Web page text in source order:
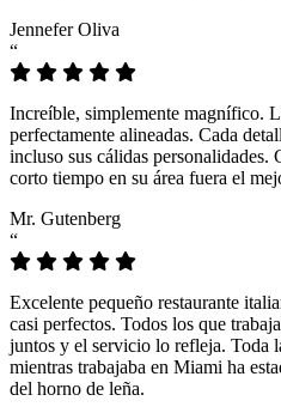
Jennefer Oliva
“
Increíble, simplemente magnífico.
perfectamente alineadas. Cada
incluso sus cálidas personalidades.
corto tiempo en su área fuera el
Mr. Gutenberg
“
Excelente pequeño restaurante
casi perfectos. Todos los que
juntos y el servicio lo refleja. Toda
mientras trabajaba en Miami ha
del horno de leña.